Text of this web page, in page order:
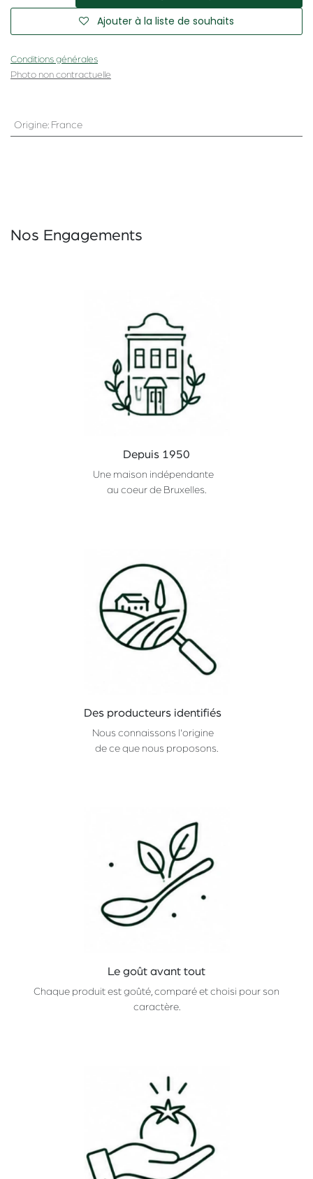
Ajouter à la liste de souhaits
Conditions générales
Photo non contractuelle
Origine: France
Nos Engagements
Depuis 1950
Une maison indépendante
au coeur de Bruxelles.
Des producteurs identifiés
Nous connaissons l'origine
de ce que nous proposons.
Le goût avant tout
Chaque produit est goûté, comparé et choisi pour son
caractère.